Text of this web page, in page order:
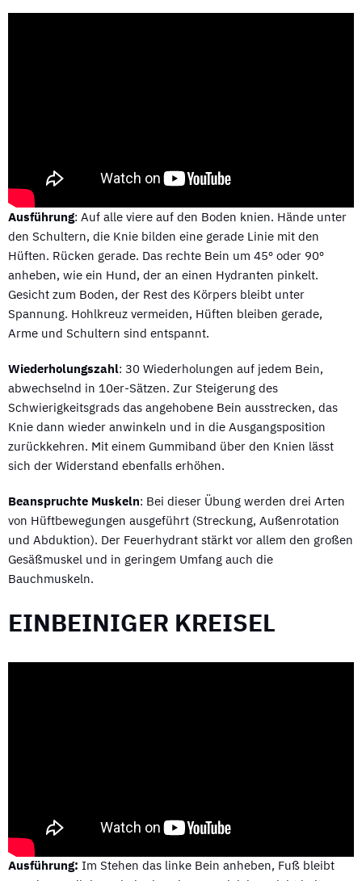
Ausführung: Auf alle viere auf den Boden knien. Hände unter
den Schultern, die Knie bilden eine gerade Linie mit den
Hüften. Rücken gerade. Das rechte Bein um 45º oder 90º
anheben, wie ein Hund, der an einen Hydranten pinkelt.
Gesicht zum Boden, der Rest des Körpers bleibt unter
Spannung. Hohlkreuz vermeiden, Hüften bleiben gerade,
Arme und Schultern sind entspannt.
Wiederholungszahl: 30 Wiederholungen auf jedem Bein,
abwechselnd in 10er-Sätzen. Zur Steigerung des
Schwierigkeitsgrads das angehobene Bein ausstrecken, das
Knie dann wieder anwinkeln und in die Ausgangsposition
zurückkehren. Mit einem Gummiband über den Knien lässt
sich der Widerstand ebenfalls erhöhen.
Beanspruchte Muskeln: Bei dieser Übung werden drei Arten
von Hüftbewegungen ausgeführt (Streckung, Außenrotation
und Abduktion). Der Feuerhydrant stärkt vor allem den großen
Gesäßmuskel und in geringem Umfang auch die
Bauchmuskeln.
EINBEINIGER KREISEL
Ausführung: Im Stehen das linke Bein anheben, Fuß bleibt